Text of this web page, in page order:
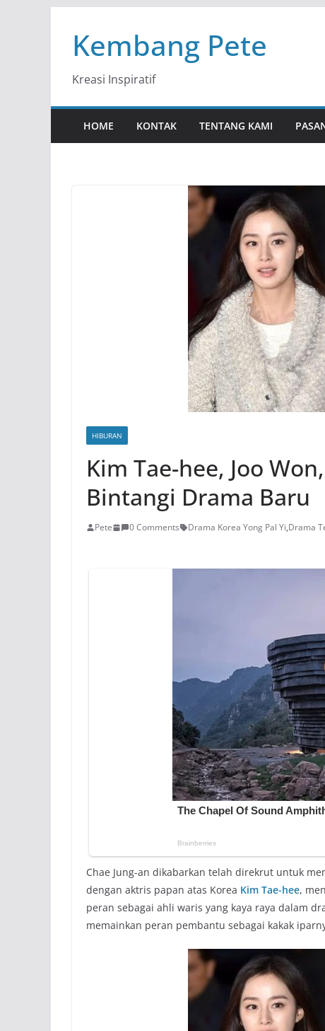
contentKembang Pete
Kreasi Inspiratif
HOME KONTAK TENTANG KAMI
HIBURAN
Kim Tae-hee, Joo
Bintangi Drama Baru
Pete 0 Comments Drama Korea Yong Pal Yi,Drama
Chae Jung-an dikabarkan telah direkrut untuk
dengan aktris papan atas Korea Kim Tae-hee,
peran sebagai ahli waris yang kaya raya dalam
memainkan peran pembantu sebagai kakak